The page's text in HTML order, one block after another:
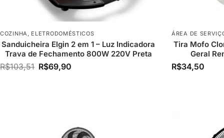
COZINHA, ELETRODOMÉSTICOS
Sanduicheira Elgin 2 em 1 – Luz Indicadora
Trava de Fechamento 800W 220V Preta
R$103,51 R$69,90
ÁREA DE
Tira Mofo
Geral
R$34,50